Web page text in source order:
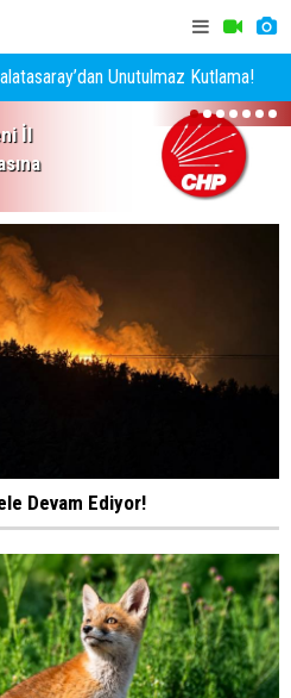
Unutulmaz Kutlama!
İl
1 2 3 4 5 6 7
Devam Ediyor!